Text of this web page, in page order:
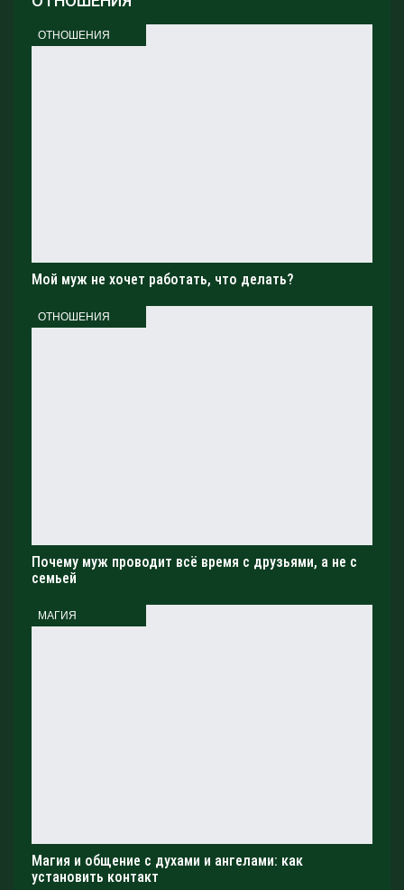
ОТНОШЕНИЯ
Мой муж не хочет работать, что делать?
ОТНОШЕНИЯ
Почему муж проводит всё время с друзьями, а не с
семьей
МАГИЯ
Магия и общение с духами и ангелами: как
установить контакт